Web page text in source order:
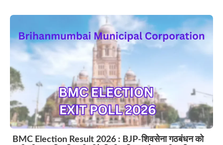
BMC Election Result 2026 : BJP-शिवसेना गठबंधन को